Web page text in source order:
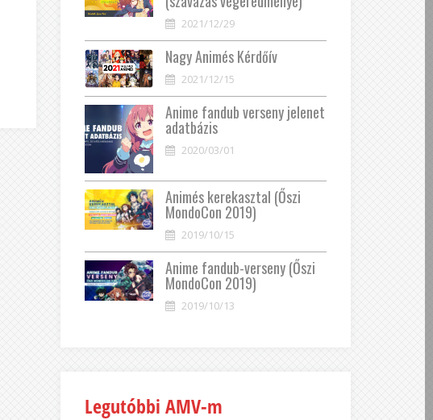
2021/12/29
Nagy Animés Kérdőív
2021/12/15
Anime fandub verseny jelenet
adatbázis
2020/03/01
Animés kerekasztal (Őszi
MondoCon 2019)
2019/10/15
Anime fandub-verseny (Őszi
MondoCon 2019)
2019/10/13
Legutóbbi AMV-m